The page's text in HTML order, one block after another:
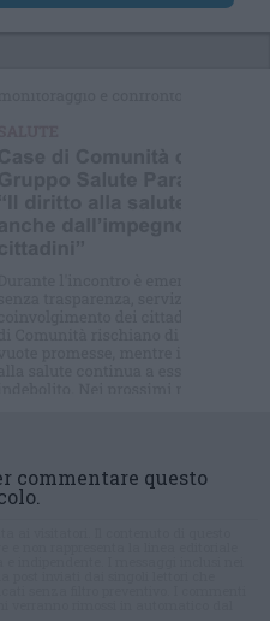
commentare questo